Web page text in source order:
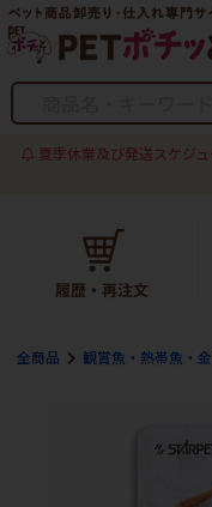
夏季休業及び発送スケジ
全商品 観賞魚・熱帯魚・